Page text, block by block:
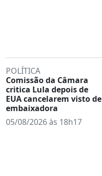
POLÍTICA
Comissão da Câmara
critica Lula depois de
EUA cancelarem visto de
embaixadora
05/08/2026 às 18h17